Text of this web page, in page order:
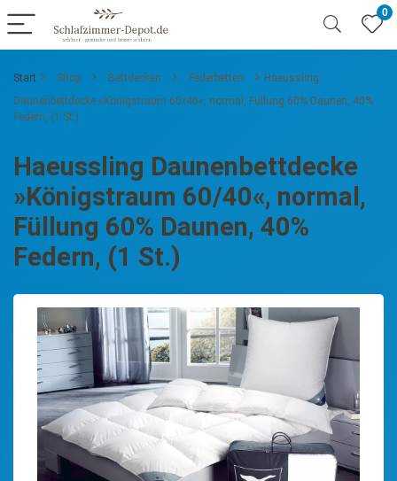
0
Start Shop Bettdecken Federbetten
Haeussling
Daunenbettdecke »Königstraum 60/40«, normal, Füllung 60% Daunen, 40%
Federn, (1 St.)
Haeussling Daunenbettdecke
»Königstraum 60/40«, normal,
Füllung 60% Daunen, 40%
Federn, (1 St.)